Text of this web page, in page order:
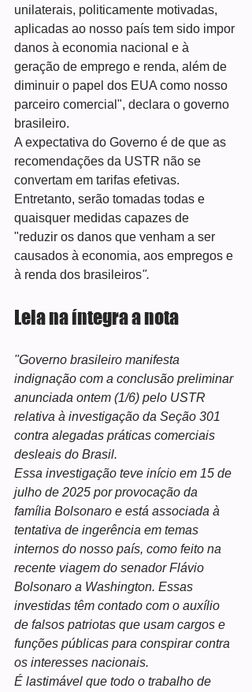
unilaterais, politicamente motivadas,
aplicadas ao nosso país tem sido impor
danos à economia nacional e à
geração de emprego e renda, além de
diminuir o papel dos EUA como nosso
parceiro comercial", declara o governo
brasileiro.
A expectativa do Governo é de que as
recomendações da USTR não se
convertam em tarifas efetivas.
Entretanto, serão tomadas todas e
quaisquer medidas capazes de
"reduzir os danos que venham a ser
causados à economia, aos empregos e
à renda dos brasileiros".
Leia na íntegra a nota
"Governo brasileiro manifesta
indignação com a conclusão preliminar
anunciada ontem (1/6) pelo USTR
relativa à investigação da Seção 301
contra alegadas práticas comerciais
desleais do Brasil.
Essa investigação teve início em 15 de
julho de 2025 por provocação da
família Bolsonaro e está associada à
tentativa de ingerência em temas
internos do nosso país, como feito na
recente viagem do senador Flávio
Bolsonaro a Washington. Essas
investidas têm contado com o auxílio
de falsos patriotas que usam cargos e
funções públicas para conspirar contra
os interesses nacionais.
É lastimável que todo o trabalho de